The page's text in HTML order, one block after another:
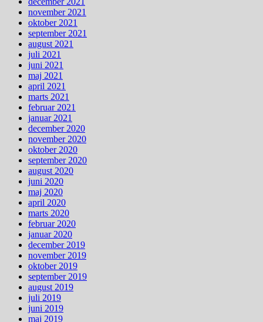
november 2021
oktober 2021
september 2021
august 2021
juli 2021
juni 2021
maj 2021
april 2021
marts 2021
februar 2021
januar 2021
december 2020
november 2020
oktober 2020
september 2020
august 2020
juni 2020
maj 2020
april 2020
marts 2020
februar 2020
januar 2020
december 2019
november 2019
oktober 2019
september 2019
august 2019
juli 2019
juni 2019
maj 2019